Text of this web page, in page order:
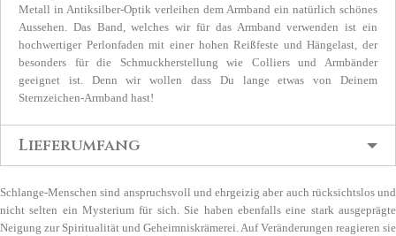
Metall in Antiksilber-Optik verleihen dem Armband ein natürlich schönes
Aussehen. Das Band, welches wir für das Armband verwenden ist ein
hochwertiger Perlonfaden mit einer hohen Reißfeste und Hängelast, der
besonders für die Schmuckherstellung wie Colliers und Armbänder
geeignet ist. Denn wir wollen dass Du lange etwas von Deinem
Sternzeichen-Armband hast!
Lieferumfang
Schlange-Menschen sind anspruchsvoll und ehrgeizig aber auch rücksichtslos und
nicht selten ein Mysterium für sich. Sie haben ebenfalls eine stark ausgeprägte
Neigung zur Spiritualität und Geheimniskrämerei. Auf Veränderungen reagieren sie